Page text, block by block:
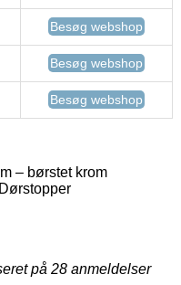
Besøg webshop
Besøg webshop
Besøg webshop
– børstet krom
på 28 anmeldelser